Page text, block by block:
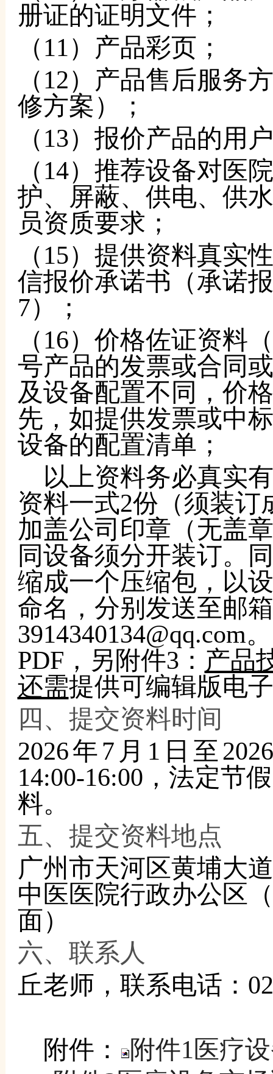
册证的证明文件；
（11）产品彩页；
（12）产品售后服务
修方案）；
（13）报价产品的用
（14）推荐设备对医
护、屏蔽、供电、供
员资质要求；
（15）提供资料真实
信报价承诺书（承诺
7）；
（16）价格佐证资料
号产品的发票或合同
及设备配置不同，价
先，如提供发票或中
设备的配置清单；
以上资料务必真实
资料一式2份（须装订
加盖公司印章（无盖
同设备须分开装订。
缩成一个压缩包，以
命名，分别发送至邮
3914340134@qq.com
PDF，另附件3： 产品
还需提供可编辑版电
四、提交资料时间
2026年7月1日至
14:00-16:00，法定节
料。
五、提交资料地点
广州市天河区黄埔大
中医医院行政办公区
面）
六、联系人
丘老师，联系电话：
附件：
附件1医疗